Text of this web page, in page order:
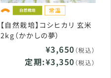
【自然栽培】コシヒカリ 玄米
2kg（かかしの夢）
¥3,650 （税込）
定期:¥3,350 （税込）